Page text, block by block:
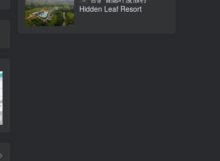
Hidden Leaf Resort